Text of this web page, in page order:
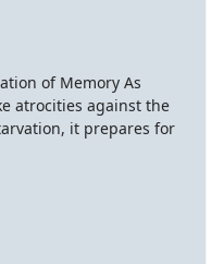
of Memory As
atrocities against the
it prepares for